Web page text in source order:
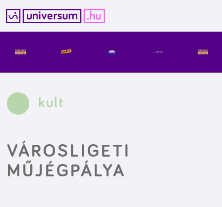
tartalomba
kult
VÁROSLIGETI
MŰJÉGPÁLYA